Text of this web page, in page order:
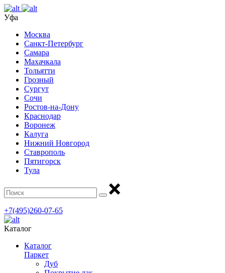
Уфа
Москва
Санкт-Петербург
Самара
Махачкала
Тольятти
Грозный
Сургут
Сочи
Ростов-на-Дону
Краснодар
Воронеж
Калуга
Нижний Новгород
Ставрополь
Пятигорск
Тула
+7(495)260-07-65
Каталог
Каталог
Паркет
Дуб